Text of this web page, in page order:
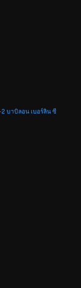
2 บาบิลอน เบอร์ลิน ซี